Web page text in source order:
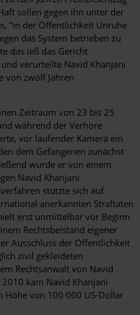
sollen gegen ihn unter der
"in der Öffentlichkeit Unruhe
das System betrieben zu
das ieß das Gericht
verurteilte Navid Khanjani
von zwölf Jahren
Zeitraum von 23 bis 25
während der Verhöre
vor laufender Kamera ein
dem Gefangenen zunächst
wurde er von einem
Navid Khanjani
stützte sich auf
anerkannten Straftaten
erst unmittelbar vor Beginn
Rechtsbeistand eigener
Ausschluss der Öffentlichkeit
zivil gekleideten
Rechtsanwalt von Navid
kam Navid Khanjani
Höhe von 100 000 US-Dollar